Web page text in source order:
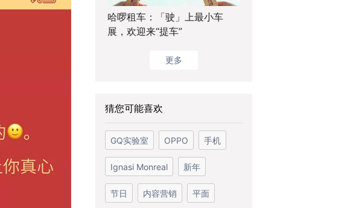
哈啰租车：「驶」上最小车
展，欢迎来“提车”
更多
猜您可能喜欢
GQ实验室 OPPO 手机
Ignasi Monreal 新年
节日 内容营销 平面